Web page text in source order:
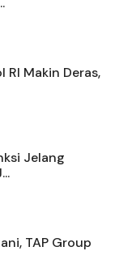
RI Makin Deras,
Jelang
TAP Group